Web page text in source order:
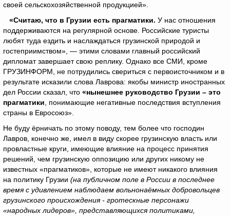
своей сельскохозяйственной продукцией».
«Считаю, что в Грузии есть прагматики. У нас отношения
поддерживаются на регулярной основе. Российские туристы
любят туда ездить и наслаждаться грузинской природой и
гостеприимством», — этими словами главный российский
дипломат завершает свою реплику. Однако все СМИ, кроме
ГРУЗИНФОРМ, не потрудились свериться с первоисточником и в
результате исказили слова Лаврова: якобы министр иностранных
дел России сказал, что «нынешнее руководство Грузии – это
прагматики , понимающие негативные последствия вступления
страны в Евросоюз».
Не буду ёрничать по этому поводу, тем более что господин
Лавров, конечно же, имел в виду скорее грузинскую власть или
провластные круги, имеющие влияние на процесс принятия
решений, чем грузинскую оппозицию или других никому не
известных «прагматиков», которые не имеют никакого влияния
на политику Грузии (на публичном поле в России в последнее
время с удивлением наблюдаем вольнонаёмных добровольцев
грузинского происхождения - гротескные персонажи
«народных лидеров», представляющихся политиками,